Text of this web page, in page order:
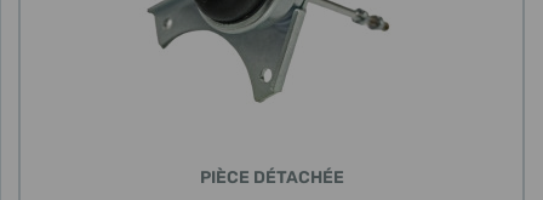
PIÈCE DÉTACHÉE